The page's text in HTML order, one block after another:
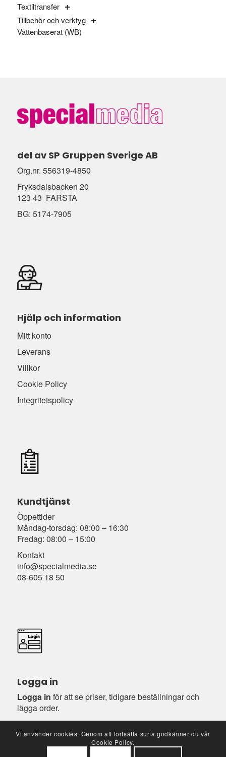
Textiltransfer
Tillbehör och verktyg
Vattenbaserat (WB)
del av SP Gruppen Sverige AB
Org.nr. 556319-4850
Fryksdalsbacken 20
123 43 FARSTA
BG: 5174-7905
Hjälp och information
Mitt konto
Leverans
Villkor
Cookie Policy
Integritetspolicy
Kundtjänst
Öppettider
Måndag-torsdag: 08:00 – 16:30
Fredag: 08:00 – 15:00
Kontakt
info@specialmedia.se
08-605 18 50
Logga in
Logga in för att se priser, tidigare beställningar och
lägga order.
Vi använder cookies. Genom att fortsätta surfa godkänner du vår
Cookie Policy.